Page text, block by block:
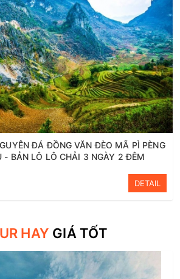
ĐÁ ĐỒNG VĂN ĐÈO MÃ PÌ PÈNG
- BẢN LÔ LÔ CHẢI 3 NGÀY 2 ĐÊM
DETAIL
HAY GIÁ TỐT